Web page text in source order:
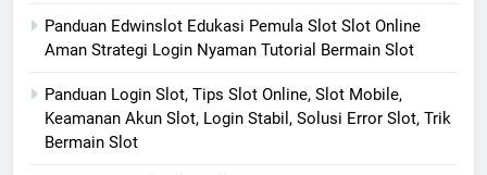
Panduan Edwinslot Edukasi Pemula Slot Slot Online
Aman Strategi Login Nyaman Tutorial Bermain Slot
Panduan Login Slot, Tips Slot Online, Slot Mobile,
Keamanan Akun Slot, Login Stabil, Solusi Error Slot, Trik
Bermain Slot